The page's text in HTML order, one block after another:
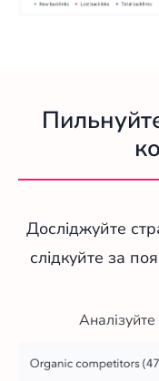
Досліджуйте
слідкуйте за